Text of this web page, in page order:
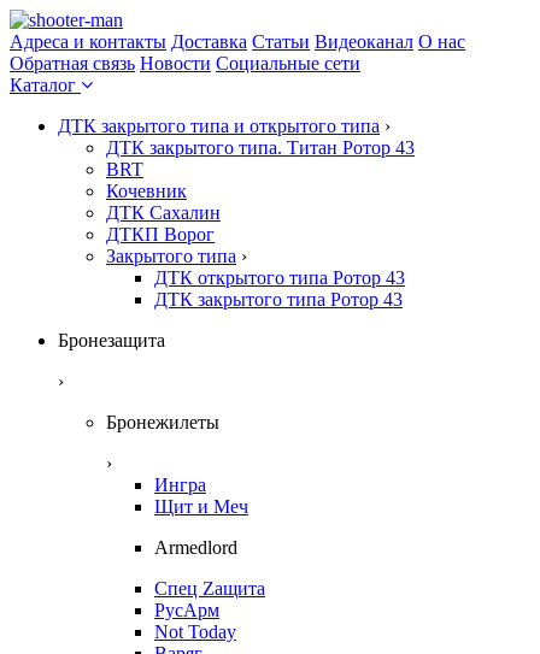
Адреса и контакты Доставка Статьи Видеоканал О нас
Обратная связь Новости Социальные сети
Каталог
ДТК закрытого типа и открытого типа ›
ДТК закрытого типа. Титан Ротор 43
BRT
Кочевник
ДТК Сахалин
ДТКП Ворог
Закрытого типа ›
ДТК открытого типа Ротор 43
ДТК закрытого типа Ротор 43
Бронезащита
›
Бронежилеты
›
Ингра
Щит и Меч
Armedlord
Спец Zащита
РусАрм
Not Today